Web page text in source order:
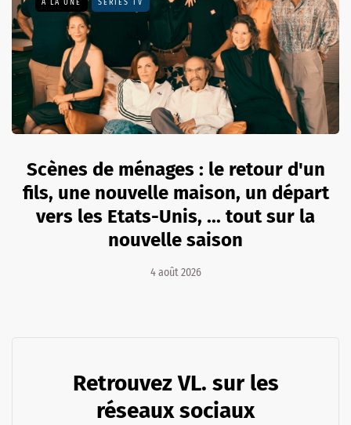
A LA UNE SÉRIES TV
Scènes de ménages : le retour d'un
fils, une nouvelle maison, un départ
vers les Etats-Unis, ... tout sur la
nouvelle saison
4 août 2026
Retrouvez VL. sur les
réseaux sociaux